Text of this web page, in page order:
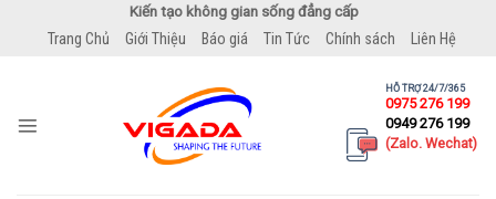
Kiến tạo không gian sống đẳng cấp
Trang Chủ Giới Thiệu Báo giá Tin Tức Chính sách Liên Hệ
HỖ TRỢ 24/7/365
0975 276 199
0949 276 199
(Zalo. Wechat)